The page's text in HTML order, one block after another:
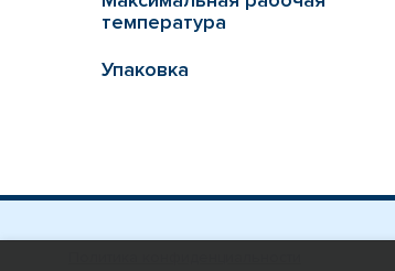
температура
Упаковка